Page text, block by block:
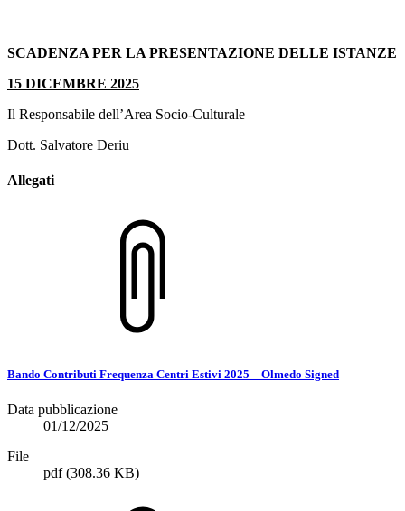
SCADENZA PER LA PRESENTAZIONE DELLE ISTANZE
15 DICEMBRE 2025
Il Responsabile dell’Area Socio-Culturale
Dott. Salvatore Deriu
Allegati
Bando Contributi Frequenza Centri Estivi 2025 – Olmedo Signed
Data pubblicazione
01/12/2025
File
pdf(308.36 KB)